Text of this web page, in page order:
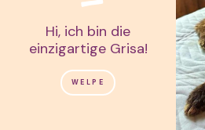
Hi, ich bin die
einzigartige Grisa!
WELPE